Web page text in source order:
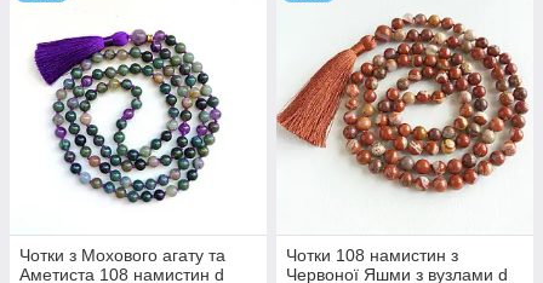
Чотки з Мохового агату та
Аметиста 108 намистин d
Чотки 108 намистин з
Червоної Яшми з вузлами d